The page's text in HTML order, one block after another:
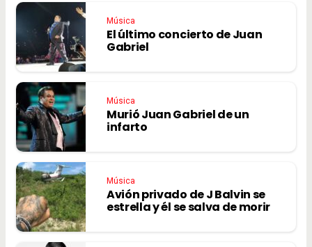
Música
El último concierto de Juan
Gabriel
Música
Murió Juan Gabriel de un
infarto
Música
Avión privado de J Balvin se
estrella y él se salva de morir